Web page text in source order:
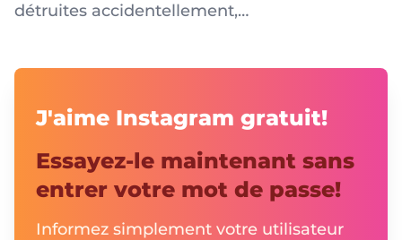
détruites accidentellement,…
J'aime Instagram gratuit!
Essayez-le maintenant sans
entrer votre mot de passe!
Informez simplement votre utilisateur